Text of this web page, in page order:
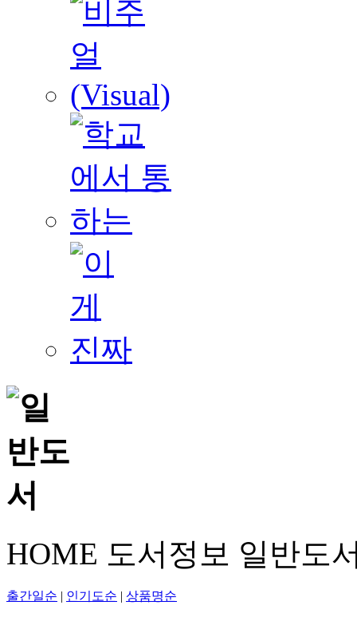
HOME 도서정보 일반도
출간일순 | 인기도순 | 상품명순